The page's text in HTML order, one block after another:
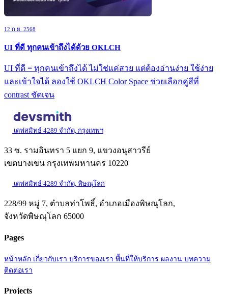
12 ก.ย. 2568
UI ที่ดี ทุกคนเข้าถึงได้ด้วย OKLCH
UI ที่ดี = ทุกคนเข้าถึงได้ ไม่ใช่แค่สวย แต่ต้องอ่านง่าย ใช้ง่าย
และเข้าใจได้ ลองใช้ OKLCH Color Space ช่วยเลือกคู่สีที่
contrast ชัดเจน
เดฟสมิทธ์ 4289 จำกัด, กรุงเทพฯ
33 ซ. รามอินทรา 5 แยก 9, แขวงอนุสาวรีย์
เขตบางเขน กรุงเทพมหานคร 10220
เดฟสมิทธ์ 4289 จำกัด, พิษณุโลก
228/99 หมู่ 7, ตำบลท่าโพธิ์, อำเภอเมืองพิษณุโลก,
จังหวัดพิษณุโลก 65000
Pages
หน้าหลัก เกี่ยวกับเรา บริการของเรา พื้นที่ให้บริการ ผลงาน บทความ
ติดต่อเรา
Projects